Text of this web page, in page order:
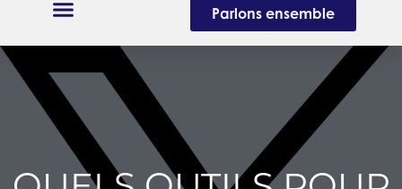
Parlons ensemble